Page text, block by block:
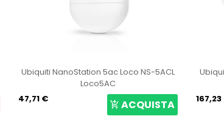
Ubiquiti NanoStation 5ac Loco NS-5ACL
Loco5AC
47,71 €
ACQUISTA